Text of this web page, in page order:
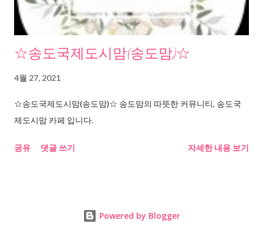
☆송도국제도시맘(송도맘)☆
4월 27, 2021
☆송도국제도시맘(송도맘)☆ 송도맘의 따뜻한 커뮤니티, 송도국
제도시맘 카페 입니다.
공유 댓글 쓰기 자세한 내용 보기
Powered by Blogger